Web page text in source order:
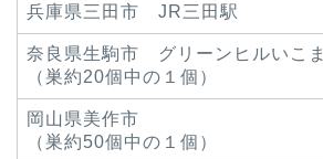
兵庫県三田市 JR三田駅
奈良県生駒市 グリーンヒルいこま
（巣約20個中の１個）
岡山県美作市
（巣約50個中の１個）